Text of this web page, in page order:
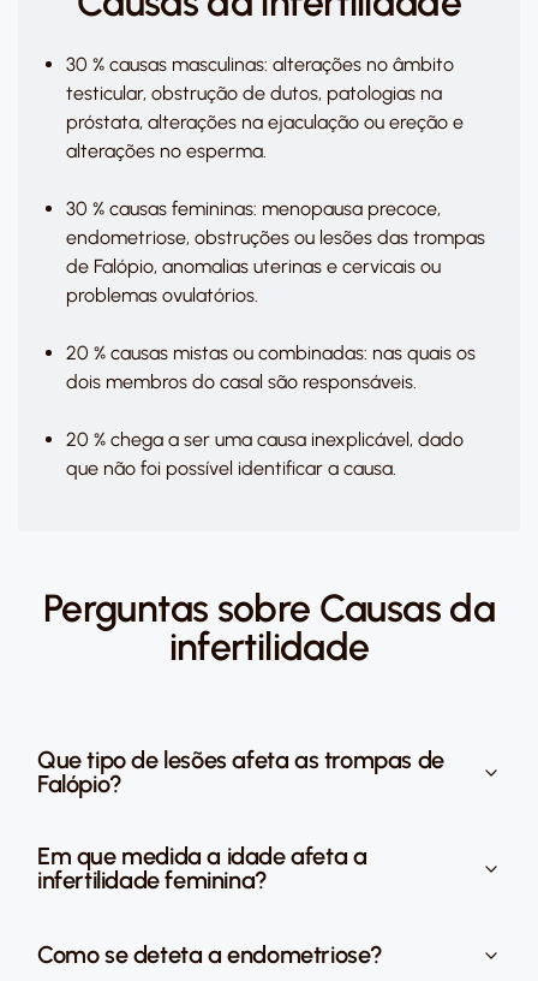
30 % causas masculinas: alterações no âmbito
testicular, obstrução de dutos, patologias na
próstata, alterações na ejaculação ou ereção e
alterações no esperma.
30 % causas femininas: menopausa precoce,
endometriose, obstruções ou lesões das trompas
de Falópio, anomalias uterinas e cervicais ou
problemas ovulatórios.
20 % causas mistas ou combinadas: nas quais os
dois membros do casal são responsáveis.
20 % chega a ser uma causa inexplicável, dado
que não foi possível identificar a causa.
Perguntas sobre Causas da
infertilidade
Que tipo de lesões afeta as trompas de
Falópio?
Em que medida a idade afeta a
infertilidade feminina?
Como se deteta a endometriose?